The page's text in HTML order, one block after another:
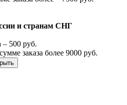
и странам СНГ
– 500 руб.
заказа более 9000 руб.